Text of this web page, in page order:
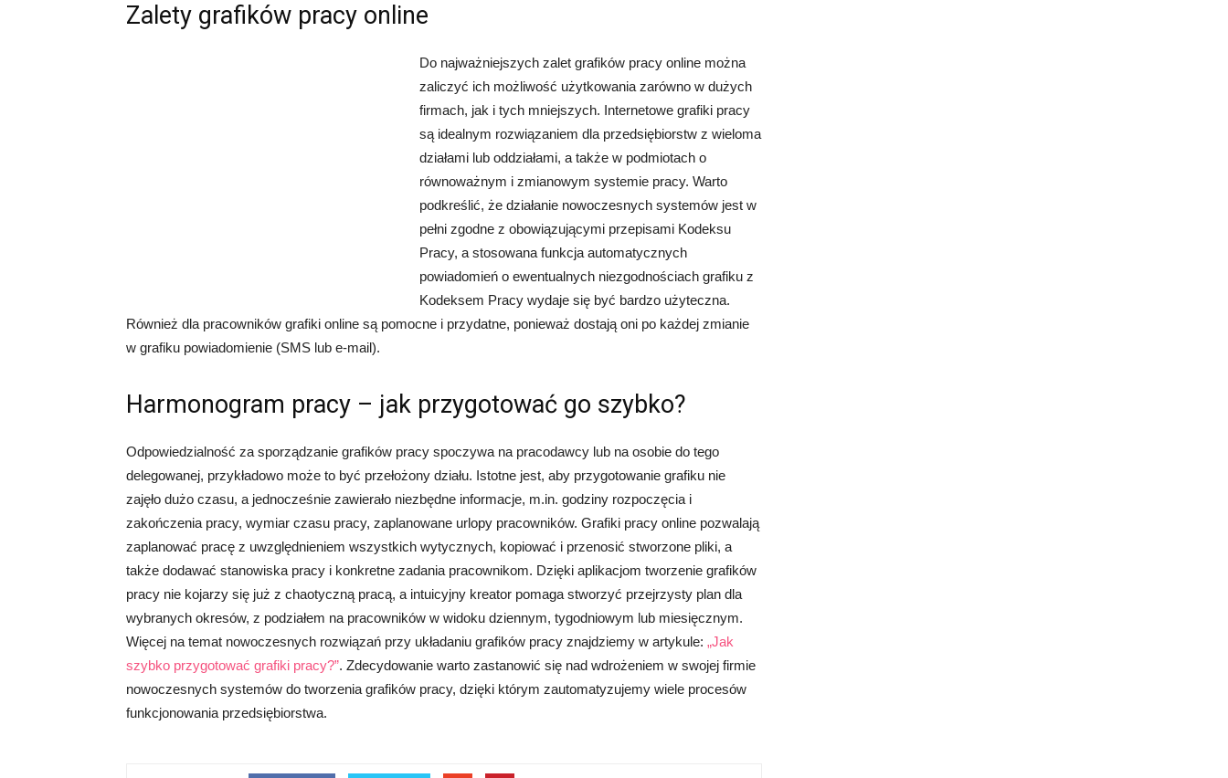
Zalety grafików pracy online
Do najważniejszych zalet grafików pracy online można
zaliczyć ich możliwość użytkowania zarówno w dużych
firmach, jak i tych mniejszych. Internetowe grafiki pracy
są idealnym rozwiązaniem dla przedsiębiorstw z wieloma
działami lub oddziałami, a także w podmiotach o
równoważnym i zmianowym systemie pracy. Warto
podkreślić, że działanie nowoczesnych systemów jest w
pełni zgodne z obowiązującymi przepisami Kodeksu
Pracy, a stosowana funkcja automatycznych
powiadomień o ewentualnych niezgodnościach grafiku z
Kodeksem Pracy wydaje się być bardzo użyteczna.
Również dla pracowników grafiki online są pomocne i przydatne, ponieważ dostają oni po każdej zmianie
w grafiku powiadomienie (SMS lub e-mail).
Harmonogram pracy – jak przygotować go szybko?
Odpowiedzialność za sporządzanie grafików pracy spoczywa na pracodawcy lub na osobie do tego
delegowanej, przykładowo może to być przełożony działu. Istotne jest, aby przygotowanie grafiku nie
zajęło dużo czasu, a jednocześnie zawierało niezbędne informacje, m.in. godziny rozpoczęcia i
zakończenia pracy, wymiar czasu pracy, zaplanowane urlopy pracowników. Grafiki pracy online pozwalają
zaplanować pracę z uwzględnieniem wszystkich wytycznych, kopiować i przenosić stworzone pliki, a
także dodawać stanowiska pracy i konkretne zadania pracownikom. Dzięki aplikacjom tworzenie grafików
pracy nie kojarzy się już z chaotyczną pracą, a intuicyjny kreator pomaga stworzyć przejrzysty plan dla
wybranych okresów, z podziałem na pracowników w widoku dziennym, tygodniowym lub miesięcznym.
Więcej na temat nowoczesnych rozwiązań przy układaniu grafików pracy znajdziemy w artykule: „Jak
szybko przygotować grafiki pracy?”. Zdecydowanie warto zastanowić się nad wdrożeniem w swojej firmie
nowoczesnych systemów do tworzenia grafików pracy, dzięki którym zautomatyzujemy wiele procesów
funkcjonowania przedsiębiorstwa.